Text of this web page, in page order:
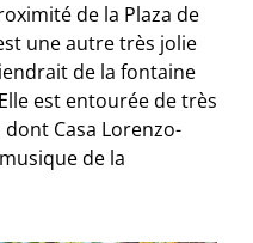
de la Plaza de
une autre très jolie
de la fontaine
est entourée de très
Casa Lorenzo-
de la